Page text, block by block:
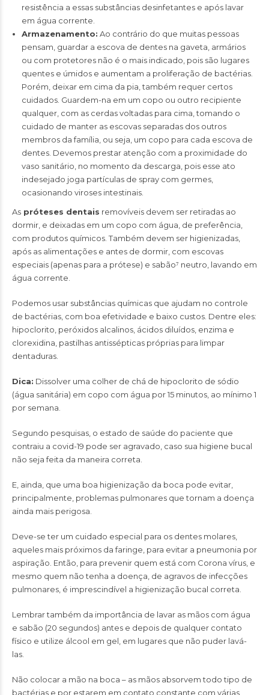
resistência a essas substâncias desinfetantes e após lavar
em água corrente.
Armazenamento: Ao contrário do que muitas pessoas
pensam, guardar a escova de dentes na gaveta, armários
ou com protetores não é o mais indicado, pois são lugares
quentes e úmidos e aumentam a proliferação de bactérias.
Porém, deixar em cima da pia, também requer certos
cuidados. Guardem-na em um copo ou outro recipiente
qualquer, com as cerdas voltadas para cima, tomando o
cuidado de manter as escovas separadas dos outros
membros da família, ou seja, um copo para cada escova de
dentes. Devemos prestar atenção com a proximidade do
vaso sanitário, no momento da descarga, pois esse ato
indesejado joga partículas de spray com germes,
ocasionando viroses intestinais.
As próteses dentais removíveis devem ser retiradas ao
dormir, e deixadas em um copo com água, de preferência,
com produtos químicos. Também devem ser higienizadas,
após as alimentações e antes de dormir, com escovas
especiais (apenas para a prótese) e sabão⁷ neutro, lavando em
água corrente.
Podemos usar substâncias químicas que ajudam no controle
de bactérias, com boa efetividade e baixo custos. Dentre eles:
hipoclorito, peróxidos alcalinos, ácidos diluídos, enzima e
clorexidina, pastilhas antissépticas próprias para limpar
dentaduras.
Dica: Dissolver uma colher de chá de hipoclorito de sódio
(água sanitária) em copo com água por 15 minutos, ao mínimo 1
por semana.
Segundo pesquisas, o estado de saúde do paciente que
contraiu a covid-19 pode ser agravado, caso sua higiene bucal
não seja feita da maneira correta.
E, ainda, que uma boa higienização da boca pode evitar,
principalmente, problemas pulmonares que tornam a doença
ainda mais perigosa.
Deve-se ter um cuidado especial para os dentes molares,
aqueles mais próximos da faringe, para evitar a pneumonia por
aspiração. Então, para prevenir quem está com Corona vírus, e
mesmo quem não tenha a doença, de agravos de infecções
pulmonares, é imprescindível a higienização bucal correta.
Lembrar também da importância de lavar as mãos com água
e sabão (20 segundos) antes e depois de qualquer contato
físico e utilize álcool em gel, em lugares que não puder lavá-
las.
Não colocar a mão na boca – as mãos absorvem todo tipo de
bactérias e por estarem em contato constante com várias